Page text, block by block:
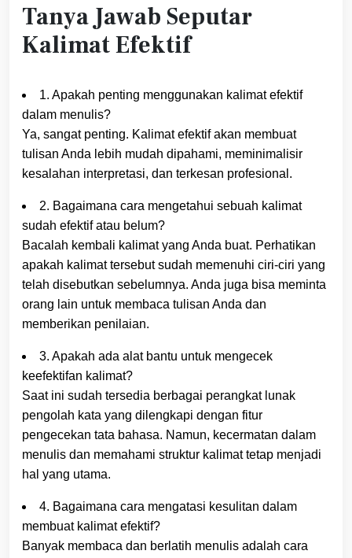
Tanya Jawab Seputar
Kalimat Efektif
1. Apakah penting menggunakan kalimat efektif
dalam menulis?
Ya, sangat penting. Kalimat efektif akan membuat
tulisan Anda lebih mudah dipahami, meminimalisir
kesalahan interpretasi, dan terkesan profesional.
2. Bagaimana cara mengetahui sebuah kalimat
sudah efektif atau belum?
Bacalah kembali kalimat yang Anda buat. Perhatikan
apakah kalimat tersebut sudah memenuhi ciri-ciri yang
telah disebutkan sebelumnya. Anda juga bisa meminta
orang lain untuk membaca tulisan Anda dan
memberikan penilaian.
3. Apakah ada alat bantu untuk mengecek
keefektifan kalimat?
Saat ini sudah tersedia berbagai perangkat lunak
pengolah kata yang dilengkapi dengan fitur
pengecekan tata bahasa. Namun, kecermatan dalam
menulis dan memahami struktur kalimat tetap menjadi
hal yang utama.
4. Bagaimana cara mengatasi kesulitan dalam
membuat kalimat efektif?
Banyak membaca dan berlatih menulis adalah cara